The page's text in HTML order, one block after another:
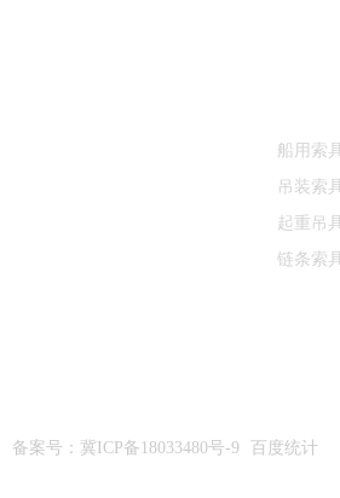
船用索
吊装索
起重吊
链条索
备案号：冀ICP备18033480号-9 百度统计